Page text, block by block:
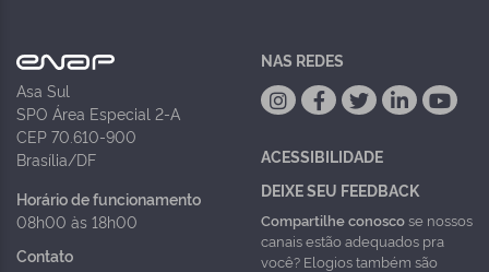
Asa Sul
SPO Área Especial 2-A
CEP 70.610-900
Brasília/DF
Horário de funcionamento
08h00 às 18h00
Contato
NAS REDES
ACESSIBILIDADE
DEIXE SEU FEEDBACK
Compartilhe conoscose nossos
canais estão adequados pra
você? Elogios também são